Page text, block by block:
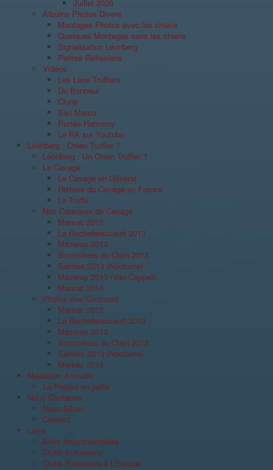
Juillet 2026
Albums Photos Divers
Montages Photos avec les chiens
Quelques Montages sans les chiens
Signalisation Léonberg
Petites Réflexions
Vidéos
Les Léos Truffiers
Du Bonheur
Cluny
San Marco
Portée Harmony
Le RA sur Youtube
Léonberg : Chien Truffier ?
Léonberg : Un Chien Truffier ?
Le Cavage
Le Cavage en Général
Histoire du Cavage en France
La Truffe
Nos Concours de Cavage
Marsac 2012
La Rochebeaucourt 2013
Mazeray 2013
Sommières du Clain 2013
Saintes 2013 (Nocturne)
Mazeray 2013 (Van Cappel)
Marsac 2014
Photos des Concours
Marsac 2012
La Rochebeaucourt 2013
Mazeray 2013
Sommières du Clain 2013
Saintes 2013 (Nocturne)
Marsac 2014
Médiation Animale
La Presse en parle
Nous Contacter
Nous Situer
Contact
Liens
Sites Incontournables
Clubs Européens
Clubs Extérieurs à L'Europe